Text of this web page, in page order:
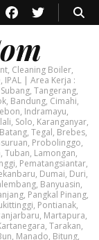
Cleaning Boiler,
IPAL | Area Kerja :
Tangerang,
Bandung, Cimahi,
Indramayu,
Solo, Karanganyar,
Tegal, Brebes,
Probolinggo,
Tuban, Lamongan,
Pematangsiantar,
Dumai, Duri,
Banyuasin,
Pangkal Pinang,
Pontianak,
Martapura,
Tarakan,
Manado, Bitung,